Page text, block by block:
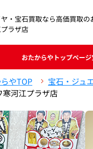
・宝石買取なら高価買取
ラザ店
おたからやトップページ
やTOP 宝石・ジュ
寒河江プラザ店